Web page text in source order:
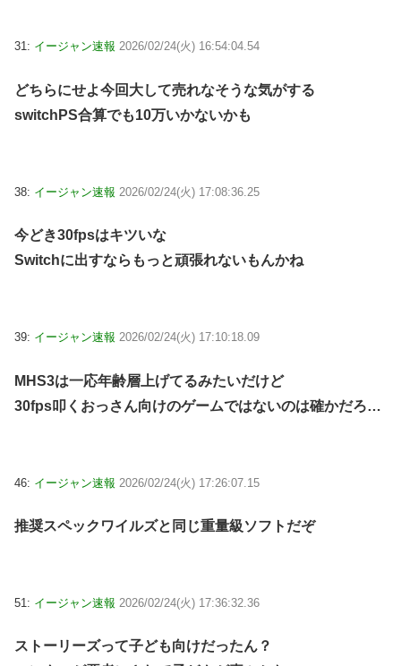
31: イージャン速報 2026/02/24(火) 16:54:04.54
どちらにせよ今回大して売れなそうな気がする
switchPS合算でも10万いかないかも
38: イージャン速報 2026/02/24(火) 17:08:36.25
今どき30fpsはキツいな
Switchに出すならもっと頑張れないもんかね
39: イージャン速報 2026/02/24(火) 17:10:18.09
MHS3は一応年齢層上げてるみたいだけど
30fps叩くおっさん向けのゲームではないのは確かだろ…
46: イージャン速報 2026/02/24(火) 17:26:07.15
推奨スペックワイルズと同じ重量級ソフトだぞ
51: イージャン速報 2026/02/24(火) 17:36:32.36
ストーリーズって子ども向けだったん？